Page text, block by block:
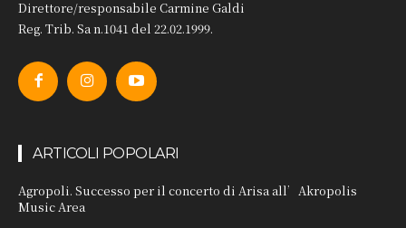
Direttore/responsabile Carmine Galdi
Reg. Trib. Sa n.1041 del 22.02.1999.
ARTICOLI POPOLARI
Agropoli. Successo per il concerto di Arisa all’Akropolis
Music Area